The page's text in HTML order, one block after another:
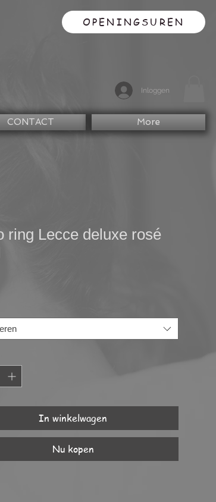
OPENINGSUREN
Inloggen
CONTACT More
ring Lecce deluxe rosé
In winkelwagen
Nu kopen